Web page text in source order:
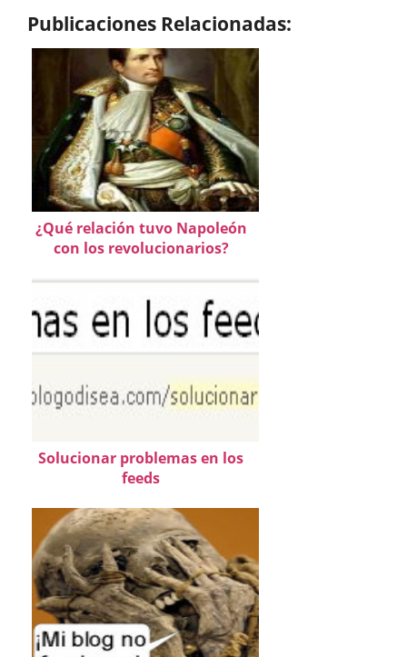
Publicaciones Relacionadas:
¿Qué relación tuvo Napoleón
con los revolucionarios?
Solucionar problemas en los
feeds